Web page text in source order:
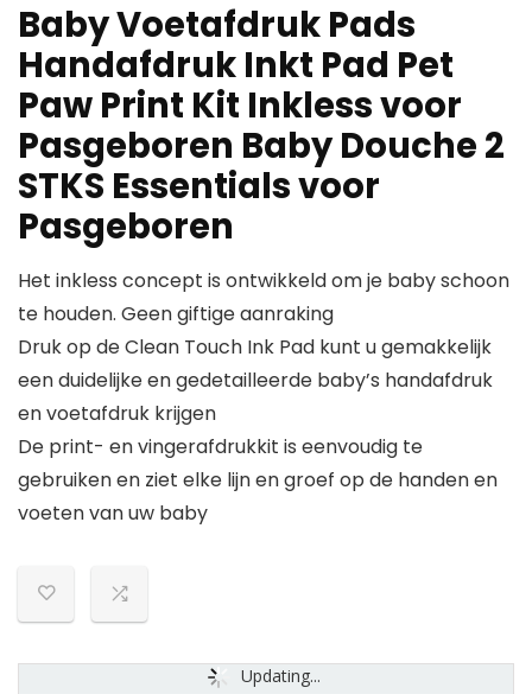
Baby Voetafdruk Pads
Handafdruk Inkt Pad Pet
Paw Print Kit Inkless voor
Pasgeboren Baby Douche 2
STKS Essentials voor
Pasgeboren
Het inkless concept is ontwikkeld om je baby schoon
te houden. Geen giftige aanraking
Druk op de Clean Touch Ink Pad kunt u gemakkelijk
een duidelijke en gedetailleerde baby’s handafdruk
en voetafdruk krijgen
De print- en vingerafdrukkit is eenvoudig te
gebruiken en ziet elke lijn en groef op de handen en
voeten van uw baby
Updating...